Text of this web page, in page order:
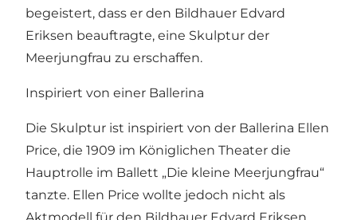
begeistert, dass er den Bildhauer Edvard
Eriksen beauftragte, eine Skulptur der
Meerjungfrau zu erschaffen.
Inspiriert von einer Ballerina
Die Skulptur ist inspiriert von der Ballerina Ellen
Price, die 1909 im Königlichen Theater die
Hauptrolle im Ballett „Die kleine Meerjungfrau“
tanzte. Ellen Price wollte jedoch nicht als